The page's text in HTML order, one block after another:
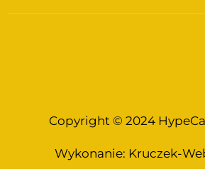
Copyright © 2024
Wykonanie: Kruczek-